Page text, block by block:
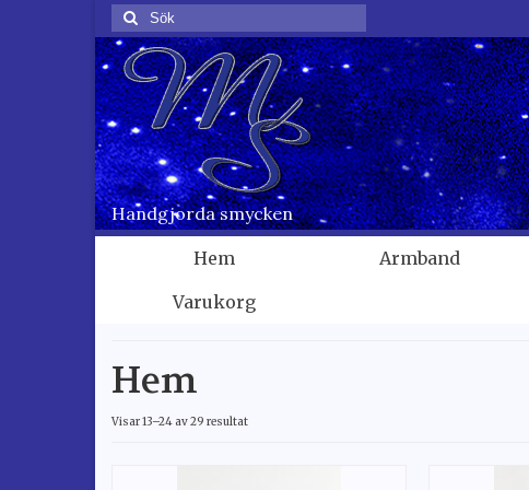
Sök
för:
Handgjorda smycken
Hem Armband
Varukorg
Hem
Visar 13–24 av 29 resultat